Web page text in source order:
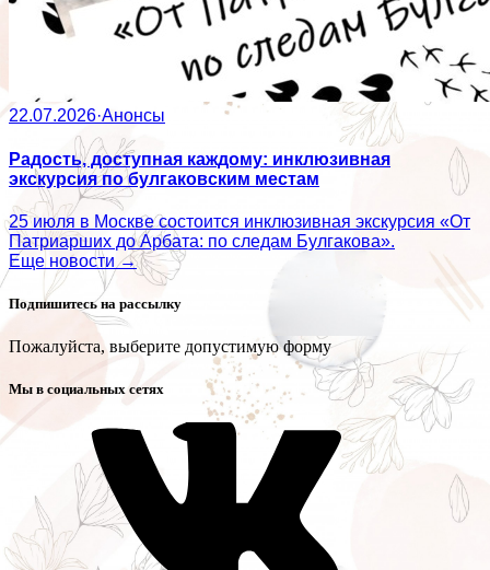
22.07.2026·Анонсы
Радость, доступная каждому: инклюзивная
экскурсия по булгаковским местам
25 июля в Москве состоится инклюзивная экскурсия «От
Патриарших до Арбата: по следам Булгакова».
Еще новости →
Подпишитесь на рассылку
Пожалуйста, выберите допустимую форму
Мы в социальных сетях